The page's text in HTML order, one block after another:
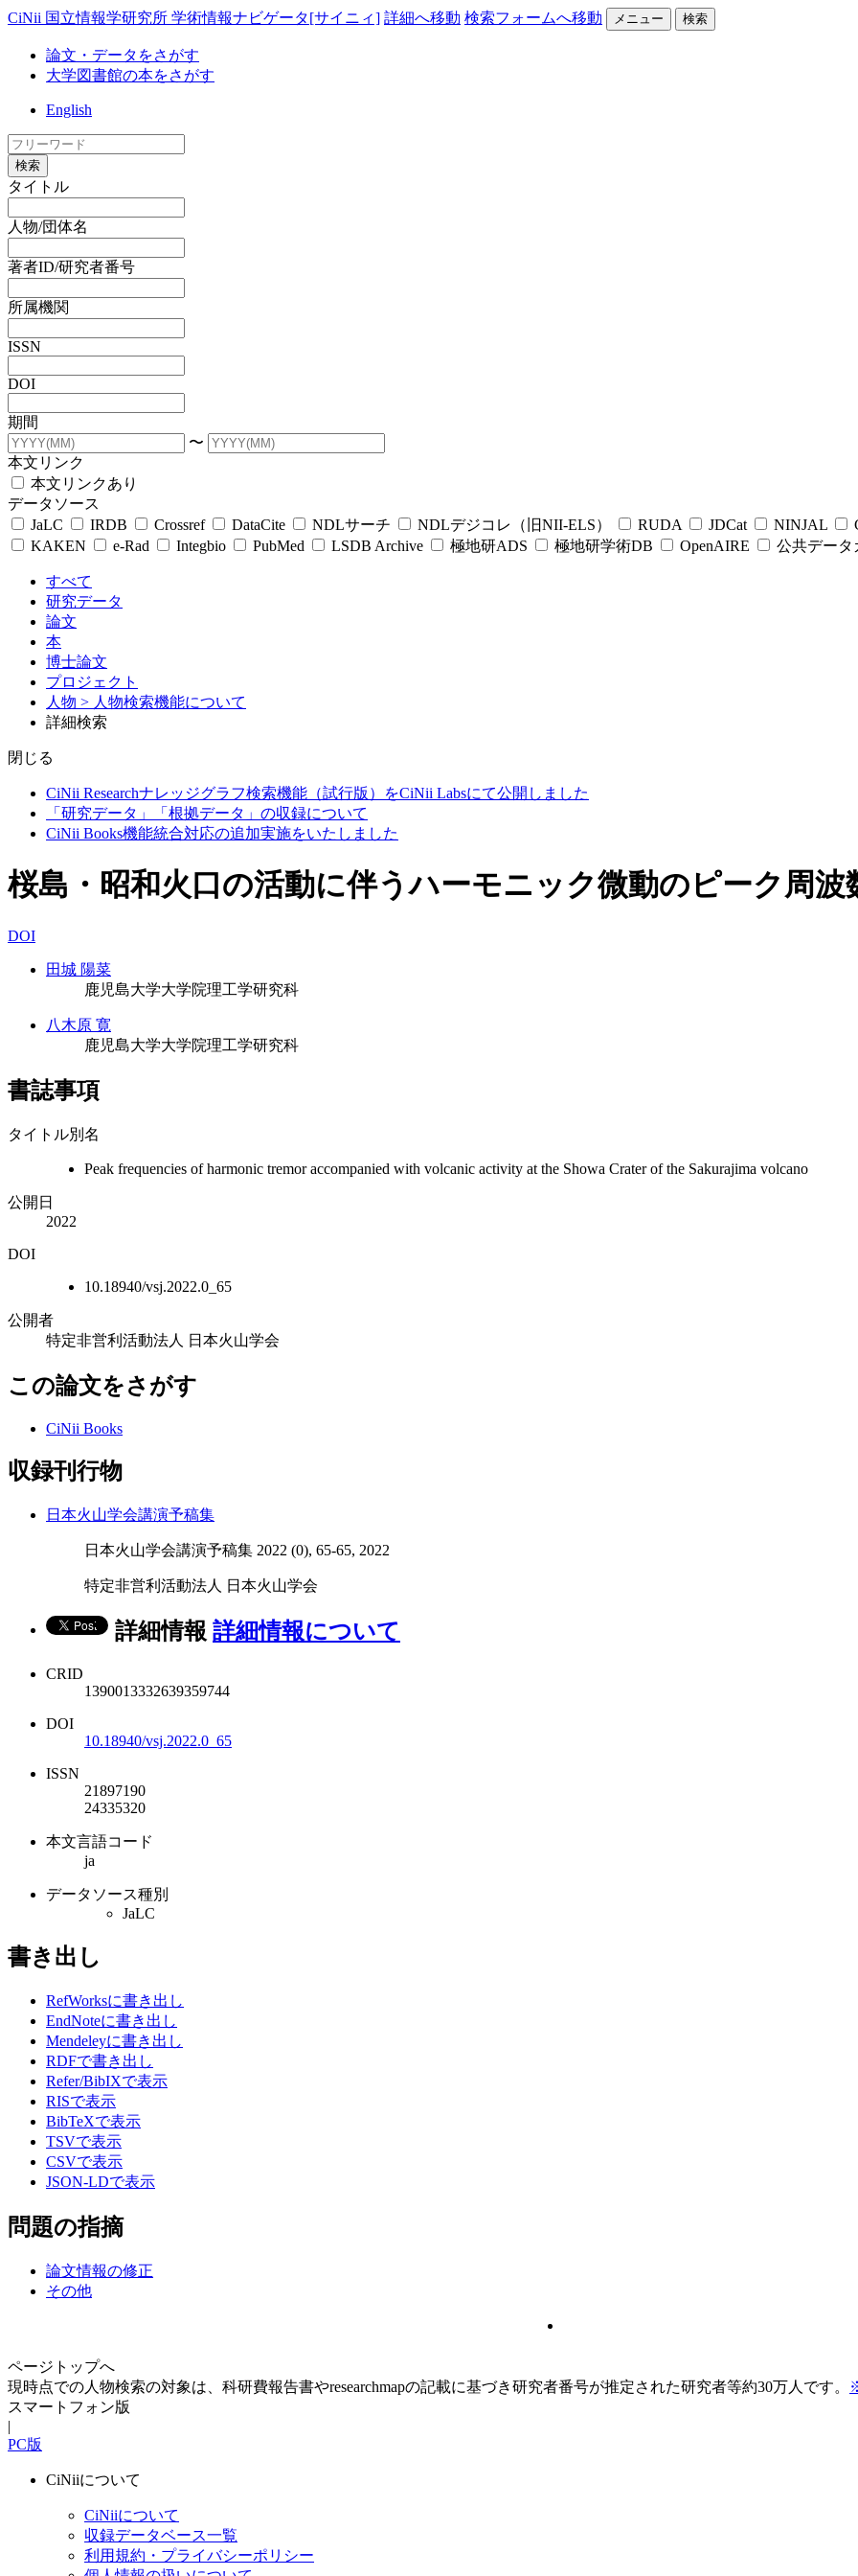
CiNii 国立情報学研究所 学術情報ナビゲータ[サイニィ] 詳細へ移動 検索フォームへ移動 メニュー 検索
論文・データをさがす
大学図書館の本をさがす
English
検索
タイトル
人物/団体名
著者ID/研究者番号
所属機関
ISSN
DOI
期間
〜
本文リンク
本文リンクあり
データソース
JaLC
IRDB Crossref DataCite NDLサーチ NDLデジコレ（旧NII-ELS） RUDA JDCat NINJAL
KAKEN
e-Rad Integbio PubMed LSDB Archive 極地研ADS 極地研学術DB OpenAIRE 公共データ
すべて
研究データ
論文
本
博士論文
プロジェクト
人物 > 人物検索機能について
詳細検索
閉じる
CiNii Researchナレッジグラフ検索機能（試行版）をCiNii Labsにて公開しました
「研究データ」「根拠データ」の収録について
CiNii Books機能統合対応の追加実施をいたしました
桜島・昭和火口の活動に伴うハーモニック微動のピーク周波
DOI
田城 陽菜
鹿児島大学大学院理工学研究科
八木原 寛
鹿児島大学大学院理工学研究科
書誌事項
タイトル別名
Peak frequencies of harmonic tremor accompanied with volcanic activity at the Showa Crater of the Sakurajima volcano
公開日
2022
DOI
10.18940/vsj.2022.0_65
公開者
特定非営利活動法人 日本火山学会
この論文をさがす
CiNii Books
収録刊行物
日本火山学会講演予稿集
日本火山学会講演予稿集 2022 (0), 65-65, 2022
特定非営利活動法人 日本火山学会
詳細情報 詳細情報について
CRID
1390013332639359744
DOI
10.18940/vsj.2022.0_65
ISSN
21897190
24335320
本文言語コード
ja
データソース種別
JaLC
書き出し
RefWorksに書き出し
EndNoteに書き出し
Mendeleyに書き出し
RDFで書き出し
Refer/BibIXで表示
RISで表示
BibTeXで表示
TSVで表示
CSVで表示
JSON-LDで表示
問題の指摘
論文情報の修正
その他
ページトップへ
現時点での人物検索の対象は、科研費報告書やresearchmapの記載に基づき研究者番号が推定された研究者等約30万人です。
スマートフォン版
|
PC版
CiNiiについて
CiNiiについて
収録データベース一覧
利用規約・プライバシーポリシー